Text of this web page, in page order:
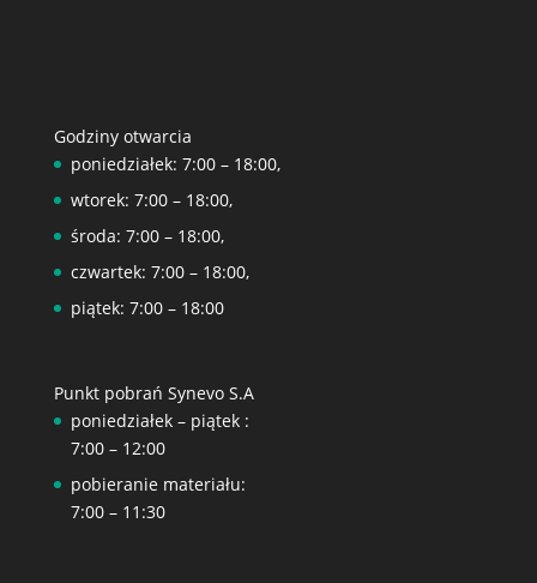
Godziny otwarcia
poniedziałek: 7:00 – 18:00,
wtorek: 7:00 – 18:00,
środa: 7:00 – 18:00,
czwartek: 7:00 – 18:00,
piątek: 7:00 – 18:00
Punkt pobrań Synevo S.A
poniedziałek – piątek :
7:00 – 12:00
pobieranie materiału:
7:00 – 11:30